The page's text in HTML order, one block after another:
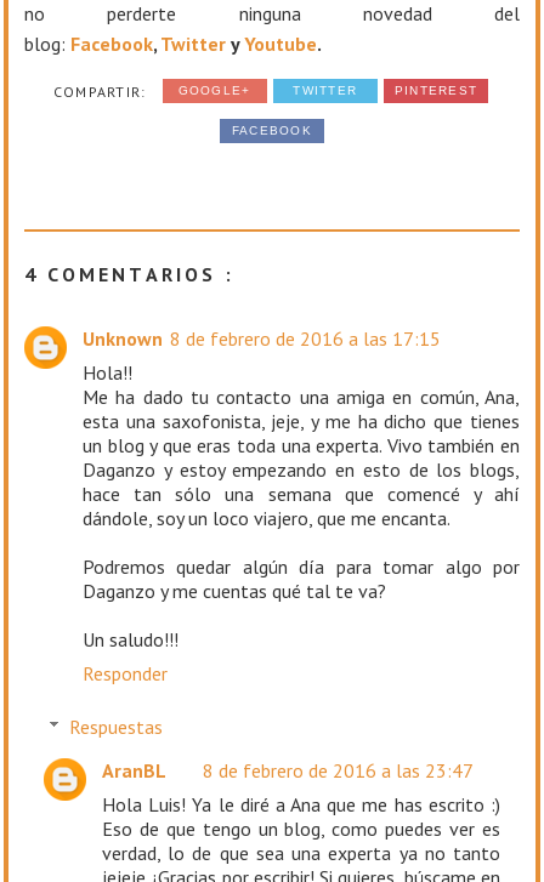
no perderte ninguna novedad del
blog: Facebook, Twitter yYoutube.
COMPARTIR: GOOGLE+ TWITTER PINTEREST
FACEBOOK
4 COMENTARIOS :
Unknown 8 de febrero de 2016 a las 17:15
Hola!!
Me ha dado tu contacto una amiga en común, Ana,
esta una saxofonista, jeje, y me ha dicho que tienes
un blog y que eras toda una experta. Vivo también en
Daganzo y estoy empezando en esto de los blogs,
hace tan sólo una semana que comencé y ahí
dándole, soy un loco viajero, que me encanta.
Podremos quedar algún día para tomar algo por
Daganzo y me cuentas qué tal te va?
Un saludo!!!
Responder
Respuestas
AranBL
8 de febrero de 2016 a las 23:47
Hola Luis! Ya le diré a Ana que me has escrito :)
Eso de que tengo un blog, como puedes ver es
verdad, lo de que sea una experta ya no tanto
jejeje. ¡Gracias por escribir! Si quieres, búscame en